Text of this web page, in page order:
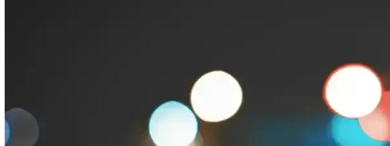
Makyaj Temizleme Yöntemleri ve Cilt Sağlığını Korumada Etkili Uygulamalar
Makyaj temizliği cilt sağlığını korumak için kritik bir adımdır. Micellar su, yağ bazlı temizleyiciler ve
Göz Kenarı ve Kirpik Kırışıklıklarını Önlemenin Etkili Yolları ve Bakım İpuçları
Göz kenarı ve kirpik çizgilerinde kırışıklıkların oluşumunu engellemek için uygun ürünler, güneş